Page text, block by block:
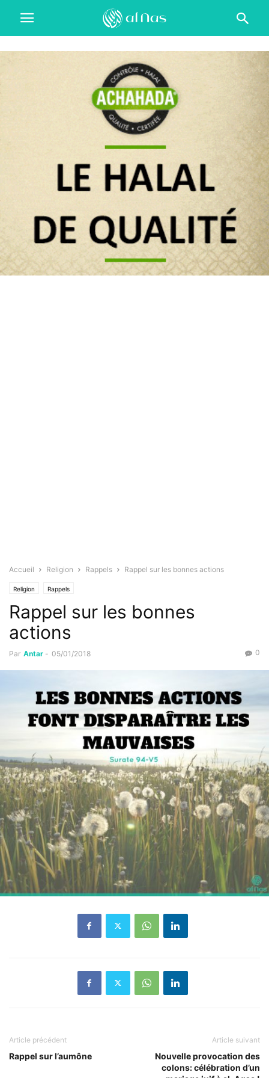
Accueil Religion Rappels Rappel sur les bonnes actions
Religion Rappels
Rappel sur les bonnes
actions
Par Antar - 05/01/2018 0
Article précédent
Rappel sur l’aumône
Article suivant
Nouvelle provocation des
colons: célébration d’un